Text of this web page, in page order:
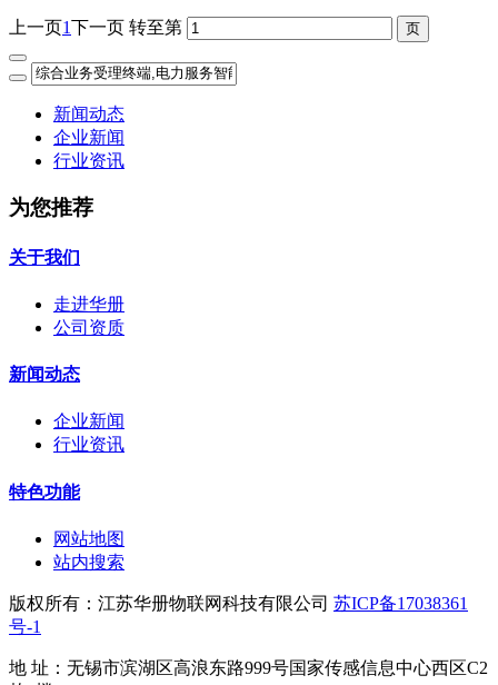
上一页1下一页 转至第
新闻动态
企业新闻
行业资讯
为您推荐
关于我们
走进华册
公司资质
新闻动态
企业新闻
行业资讯
特色功能
网站地图
站内搜索
版权所有：江苏华册物联网科技有限公司 苏ICP备17038361
号-1
地 址：无锡市滨湖区高浪东路999号国家传感信息中心西区C2